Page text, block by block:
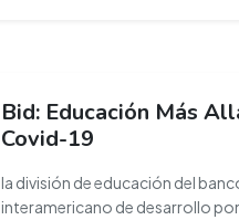
Bid: Educación Más
Covid-19
la división de educación del
interamericano de desarrollo